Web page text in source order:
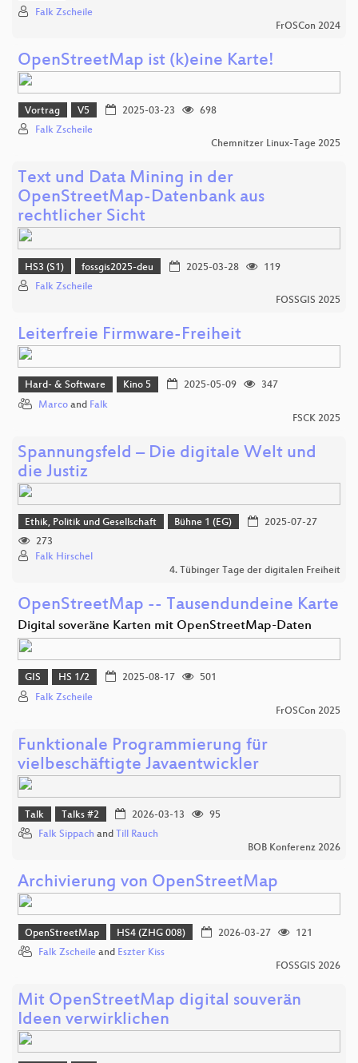
Falk Zscheile
FrOSCon 2024
OpenStreetMap ist (k)eine Karte!
Vortrag V5 2025-03-23
698
Falk Zscheile
Chemnitzer Linux-Tage 2025
Text und Data Mining in der
OpenStreetMap-Datenbank aus
rechtlicher Sicht
HS3 (S1) fossgis2025-deu 2025-03-28
119
Falk Zscheile
FOSSGIS 2025
Leiterfreie Firmware-Freiheit
Hard- & Software Kino 5 2025-05-09
347
Marco and Falk
FSCK 2025
Spannungsfeld – Die digitale Welt und
die Justiz
Ethik, Politik und Gesellschaft Bühne 1 (EG)
2025-07-27
273
Falk Hirschel
4. Tübinger Tage der digitalen Freiheit
OpenStreetMap -- Tausendundeine Karte
Digital soveräne Karten mit OpenStreetMap-Daten
GIS HS 1/2 2025-08-17
501
Falk Zscheile
FrOSCon 2025
Funktionale Programmierung für
vielbeschäftigte Javaentwickler
Talk Talks #2 2026-03-13
95
Falk Sippach and Till Rauch
BOB Konferenz 2026
Archivierung von OpenStreetMap
OpenStreetMap HS4 (ZHG 008) 2026-03-27
121
Falk Zscheile and Eszter Kiss
FOSSGIS 2026
Mit OpenStreetMap digital souverän
Ideen verwirklichen